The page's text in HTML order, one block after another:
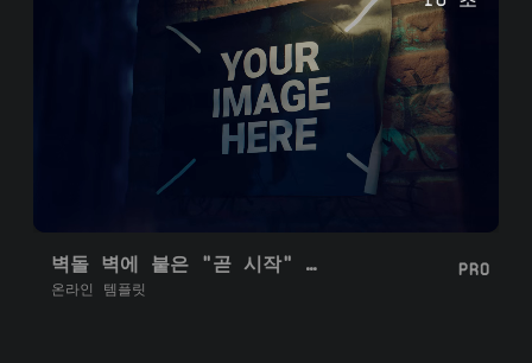
벽돌 벽에 붙은 "곧 시작" 포스터
온라인 템플릿
PRO